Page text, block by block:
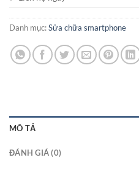
Danh mục:Sửa chữa smartphone
MÔ TẢ
ĐÁNH GIÁ (0)